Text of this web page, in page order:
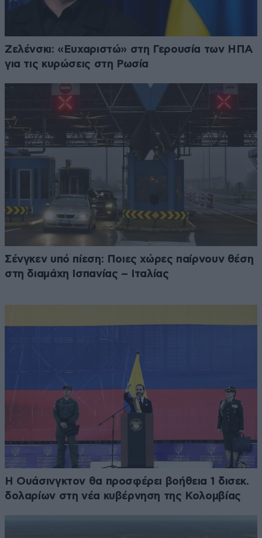
Ζελένσκι: «Ευχαριστώ» στη Γερουσία των ΗΠΑ
για τις κυρώσεις στη Ρωσία
Σένγκεν υπό πίεση: Ποιες χώρες παίρνουν θέση
στη διαμάχη Ισπανίας – Ιταλίας
Η Ουάσινγκτον θα προσφέρει βοήθεια 1 δισεκ.
δολαρίων στη νέα κυβέρνηση της Κολομβίας